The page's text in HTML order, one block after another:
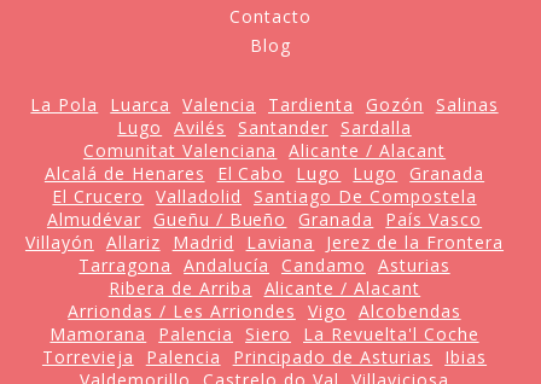
Contacto
Blog
La Pola Luarca Valencia Tardienta Gozón
Salinas
Lugo
Avilés Santander
Sardalla
Comunitat Valenciana
Alicante / Alacant
Alcalá de Henares
El Cabo Lugo Lugo
Granada
El Crucero
Valladolid
Santiago De Compostela
Almudévar
Gueñu / Bueño Granada
País Vasco
Villayón
Allariz Madrid Laviana
Jerez de la Frontera
Tarragona
Andalucía Candamo
Asturias
Ribera de Arriba
Alicante / Alacant
Arriondas / Les Arriondes
Vigo
Alcobendas
Mamorana
Palencia Siero
La Revuelta'l Coche
Torrevieja
Palencia Principado de Asturias
Ibias
Valdemorillo
Castrelo do Val
Villaviciosa